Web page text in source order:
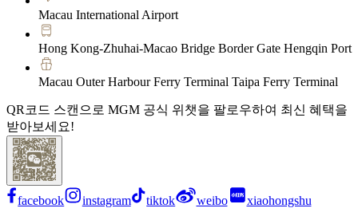
Macau International Airport
Hong Kong-Zhuhai-Macao Bridge Border Gate Hengqin Port
Macau Outer Harbour Ferry Terminal Taipa Ferry Terminal
QR코드 스캔으로 MGM 공식 위챗을 팔로우하여 최신 혜택을
받아보세요!
facebook instagram tiktok weibo xiaohongshu